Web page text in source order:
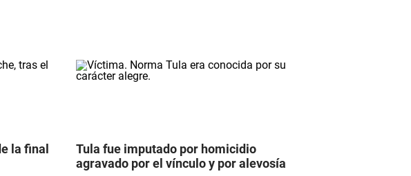
la final
Tula fue imputado por homicidio
agravado por el vínculo y por alevosía